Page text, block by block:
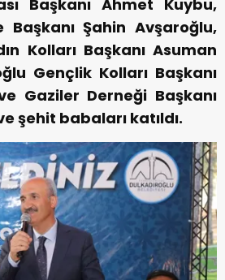
Başkanı Ahmet Kuybu,
Başkanı Şahin Avşaroğlu,
Kolları Başkanı Asuman
Gençlik Kolları Başkanı
Gaziler Derneği Başkanı
şehit babaları katıldı.